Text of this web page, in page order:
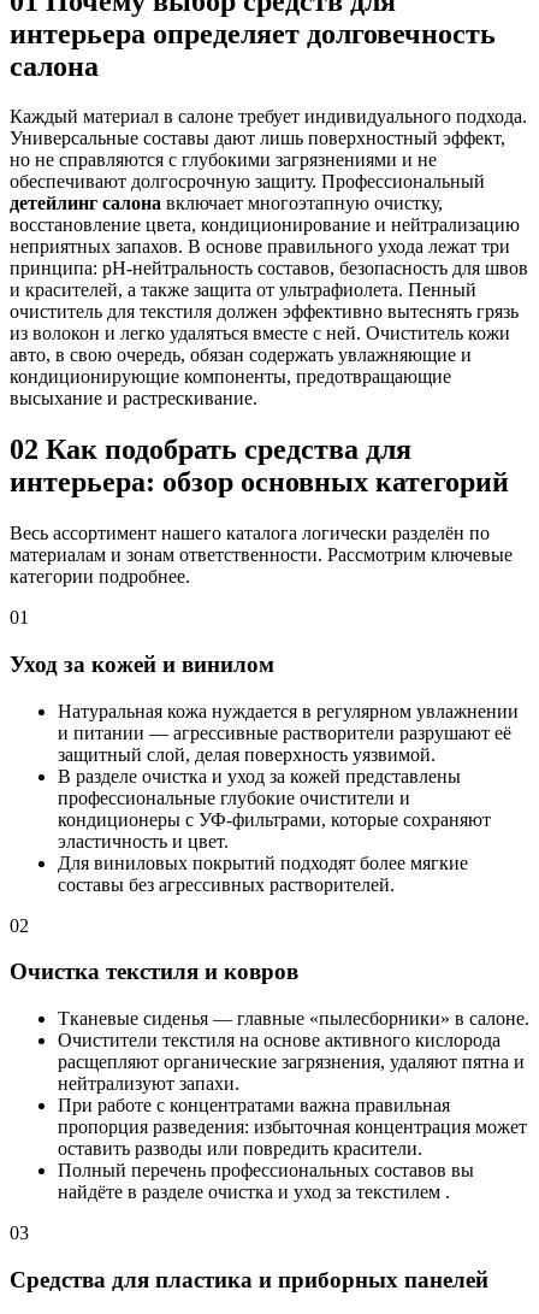
интерьера определяет долговечность
салона
Каждый материал в салоне требует индивидуального подхода.
Универсальные составы дают лишь поверхностный эффект,
но не справляются с глубокими загрязнениями и не
обеспечивают долгосрочную защиту. Профессиональный
детейлинг салона включает многоэтапную очистку,
восстановление цвета, кондиционирование и нейтрализацию
неприятных запахов. В основе правильного ухода лежат три
принципа: pH-нейтральность составов, безопасность для швов
и красителей, а также защита от ультрафиолета. Пенный
очиститель для текстиля должен эффективно вытеснять грязь
из волокон и легко удаляться вместе с ней. Очиститель кожи
авто, в свою очередь, обязан содержать увлажняющие и
кондиционирующие компоненты, предотвращающие
высыхание и растрескивание.
02 Как подобрать средства для
интерьера: обзор основных категорий
Весь ассортимент нашего каталога логически разделён по
материалам и зонам ответственности. Рассмотрим ключевые
категории подробнее.
01
Уход за кожей и винилом
Натуральная кожа нуждается в регулярном увлажнении
и питании — агрессивные растворители разрушают её
защитный слой, делая поверхность уязвимой.
В разделе очистка и уход за кожей представлены
профессиональные глубокие очистители и
кондиционеры с УФ-фильтрами, которые сохраняют
эластичность и цвет.
Для виниловых покрытий подходят более мягкие
составы без агрессивных растворителей.
02
Очистка текстиля и ковров
Тканевые сиденья — главные «пылесборники» в салоне.
Очистители текстиля на основе активного кислорода
расщепляют органические загрязнения, удаляют пятна и
нейтрализуют запахи.
При работе с концентратами важна правильная
пропорция разведения: избыточная концентрация может
оставить разводы или повредить красители.
Полный перечень профессиональных составов вы
найдёте в разделе очистка и уход за текстилем .
03
Средства для пластика и приборных панелей